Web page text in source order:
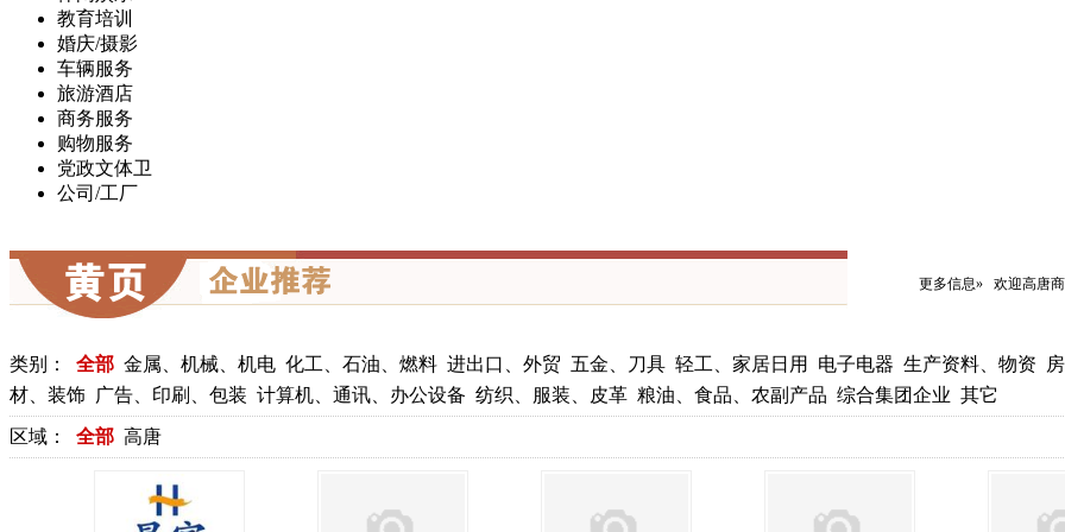
教育培训
婚庆/摄影
车辆服务
旅游酒店
商务服务
购物服务
党政文体卫
公司/工厂
更多信息» 欢迎高唐
类别： 全部 金属、机械、机电 化工、石油、燃料 进出口、外贸 五金、刀具 轻工、家居日用 电子电器 生产资料、物资
材、装饰 广告、印刷、包装 计算机、通讯、办公设备 纺织、服装、皮革 粮油、食品、农副产品 综合集团企业 其它
区域： 全部 高唐